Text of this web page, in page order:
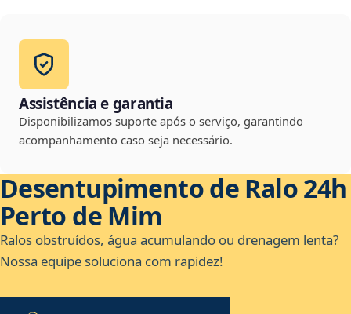
Assistência e garantia
Disponibilizamos suporte após o serviço, garantindo
acompanhamento caso seja necessário.
Desentupimento de Ralo 24h
Perto de Mim
Ralos obstruídos, água acumulando ou drenagem lenta?
Nossa equipe soluciona com rapidez!